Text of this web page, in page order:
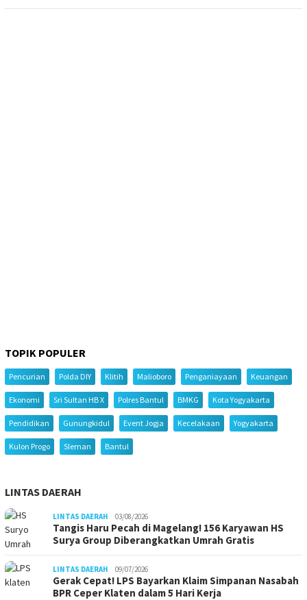
TOPIK POPULER
Pencurian Polda DIY Klitih Malioboro Penganiayaan Keuangan
Ekonomi Sri Sultan HB X Polres Bantul BMKG Kota Yogyakarta
Pendidikan Gunungkidul Event Jogja Kecelakaan Yogyakarta
Kulon Progo Sleman Bantul
LINTAS DAERAH
LINTAS DAERAH 03/08/2026
Tangis Haru Pecah di Magelang! 156 Karyawan HS
Surya Group Diberangkatkan Umrah Gratis
LINTAS DAERAH 09/07/2026
Gerak Cepat! LPS Bayarkan Klaim Simpanan Nasabah
BPR Ceper Klaten dalam 5 Hari Kerja